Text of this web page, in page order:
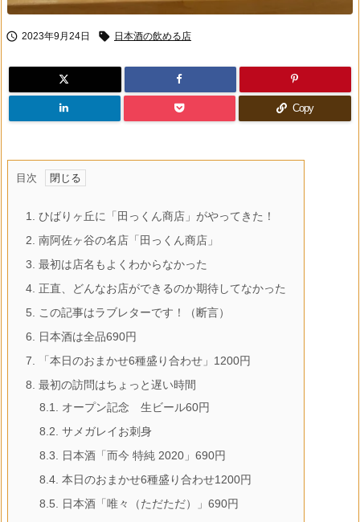
 2023年9月24日  日本酒の飲める店
Copy
目次
1. ひばりヶ丘に「田っくん商店」がやってきた！
2. 南阿佐ヶ谷の名店「田っくん商店」
3. 最初は店名もよくわからなかった
4. 正直、どんなお店ができるのか期待してなかった
5. この記事はラブレターです！（断言）
6. 日本酒は全品690円
7. 「本日のおまかせ6種盛り合わせ」1200円
8. 最初の訪問はちょっと遅い時間
8.1. オープン記念 生ビール60円
8.2. サメガレイお刺身
8.3. 日本酒「而今 特純 2020」690円
8.4. 本日のおまかせ6種盛り合わせ1200円
8.5. 日本酒「唯々（ただただ）」690円